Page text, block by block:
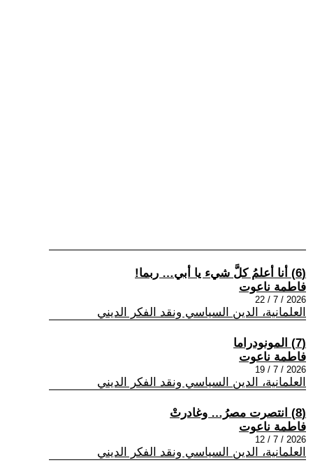
(6) أنا أعلمُ كلَّ شيء يا أبي… ربما!
فاطمة ناعوت
2026 / 7 / 22
العلمانية، الدين السياسي ونقد الفكر الديني
(7) المونودراما
فاطمة ناعوت
2026 / 7 / 19
العلمانية، الدين السياسي ونقد الفكر الديني
(8) انتصرت مصرُ… وغادرتْ
فاطمة ناعوت
2026 / 7 / 12
العلمانية، الدين السياسي ونقد الفكر الديني